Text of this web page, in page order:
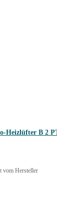
Heizlüfter B 2
vom Hersteller